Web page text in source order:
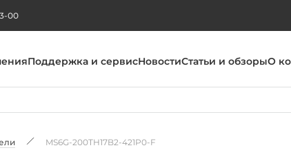
00
Поддержка и сервисНовостиСтатьи и обзорыО
MS6G-200TH17B2-421P0-F